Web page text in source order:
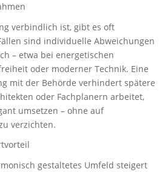
verbindlich ist, gibt es oft
sind individuelle Abweichungen
– etwa bei energetischen
oder moderner Technik. Eine
mit der Behörde verhindert spätere
oder Fachplanern arbeitet,
umsetzen – ohne auf
verzichten.
gestaltetes Umfeld steigert